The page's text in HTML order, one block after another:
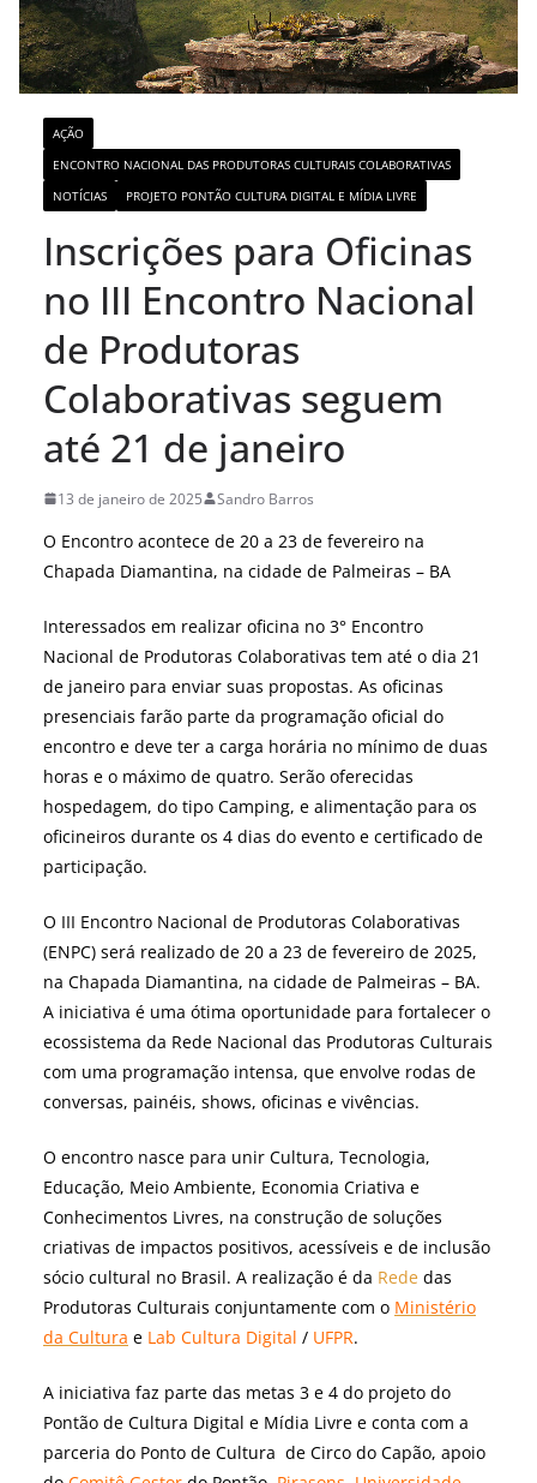
AÇÃO
ENCONTRO NACIONAL DAS PRODUTORAS CULTURAIS COLABORATIVAS
NOTÍCIAS
PROJETO PONTÃO CULTURA DIGITAL E MÍDIA LIVRE
Inscrições para Oficinas
no III Encontro Nacional
de Produtoras
Colaborativas seguem
até 21 de janeiro
13 de janeiro de 2025 Sandro Barros
O Encontro acontece de 20 a 23 de fevereiro na
Chapada Diamantina, na cidade de Palmeiras – BA
Interessados em realizar oficina no 3° Encontro
Nacional de Produtoras Colaborativas tem até o dia 21
de janeiro para enviar suas propostas. As oficinas
presenciais farão parte da programação oficial do
encontro e deve ter a carga horária no mínimo de duas
horas e o máximo de quatro. Serão oferecidas
hospedagem, do tipo Camping, e alimentação para os
oficineiros durante os 4 dias do evento e certificado de
participação.
O III Encontro Nacional de Produtoras Colaborativas
(ENPC) será realizado de 20 a 23 de fevereiro de 2025,
na Chapada Diamantina, na cidade de Palmeiras – BA.
A iniciativa é uma ótima oportunidade para fortalecer o
ecossistema da Rede Nacional das Produtoras Culturais
com uma programação intensa, que envolve rodas de
conversas, painéis, shows, oficinas e vivências.
O encontro nasce para unir Cultura, Tecnologia,
Educação, Meio Ambiente, Economia Criativa e
Conhecimentos Livres, na construção de soluções
criativas de impactos positivos, acessíveis e de inclusão
sócio cultural no Brasil. A realização é da Rede das
Produtoras Culturais conjuntamente com o Ministério
da Cultura e Lab Cultura Digital / UFPR.
A iniciativa faz parte das metas 3 e 4 do projeto do
Pontão de Cultura Digital e Mídia Livre e conta com a
parceria do Ponto de Cultura de Circo do Capão, apoio